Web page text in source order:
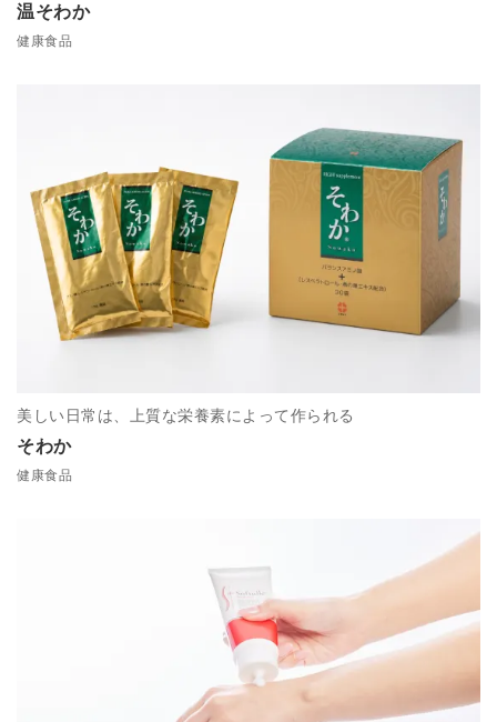
温そわか
健康食品
そわか
美しい日常は、上質な栄養素によって作られる
健康食品